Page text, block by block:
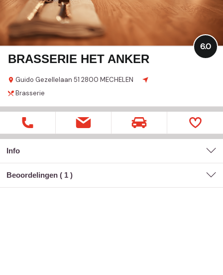
BRASSERIE HET ANKER
Guido Gezellelaan 51 2800 MECHELEN
6.0
Brasserie
Info
Beoordelingen ( 1 )